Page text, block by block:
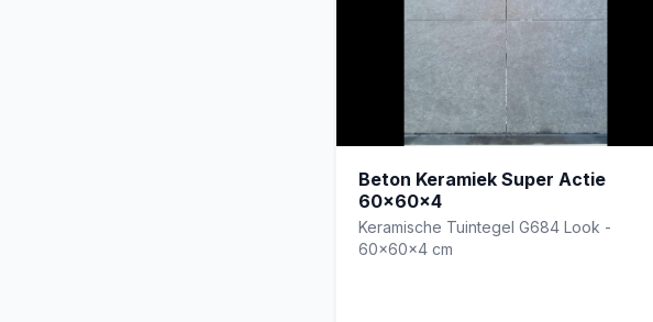
Beton Keramiek Super Actie
60x60x4
Keramische Tuintegel G684 Look -
60x60x4 cm